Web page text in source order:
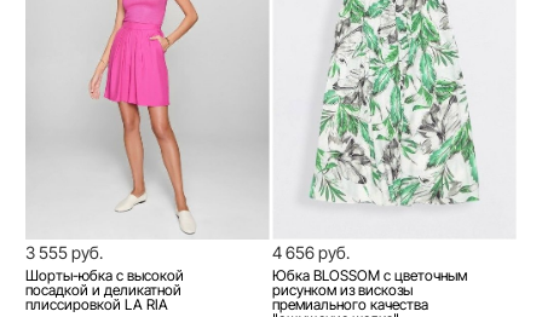
3 555 руб.
Шорты-юбка с высокой
посадкой и деликатной
плиссировкой LA RIA
4 656 руб.
Юбка BLOSSOM с цветочным
рисунком из вискозы
премиального качества